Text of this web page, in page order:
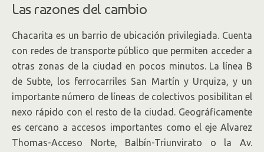
Las razones del cambio
Chacarita es un barrio de ubicación privilegiada. Cuenta
con redes de transporte público que permiten acceder a
otras zonas de la ciudad en pocos minutos. La línea B
de Subte, los ferrocarriles San Martín y Urquiza, y un
importante número de líneas de colectivos posibilitan el
nexo rápido con el resto de la ciudad. Geográficamente
es cercano a accesos importantes como el eje Alvarez
Thomas-Acceso Norte, Balbín-Triunvirato o la Av.